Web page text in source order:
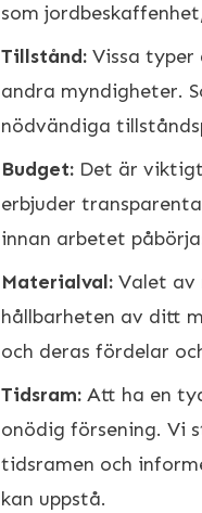
som
Tillstånd: Vissa typer
andra myndigheter.
nödvändiga
Budget: Det är
erbjuder
innan arbetet
Materialval: Valet av
hållbarheten av ditt
och deras fördelar
Tidsram: Att ha en
onödig försening. Vi
tidsramen och
kan uppstå.